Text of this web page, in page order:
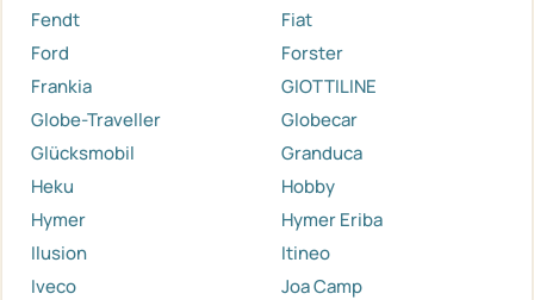
Fendt
Fiat
Ford
Forster
Frankia
GIOTTILINE
Globe-Traveller
Globecar
Glücksmobil
Granduca
Heku
Hobby
Hymer
Hymer Eriba
Ilusion
Itineo
Iveco
Joa Camp